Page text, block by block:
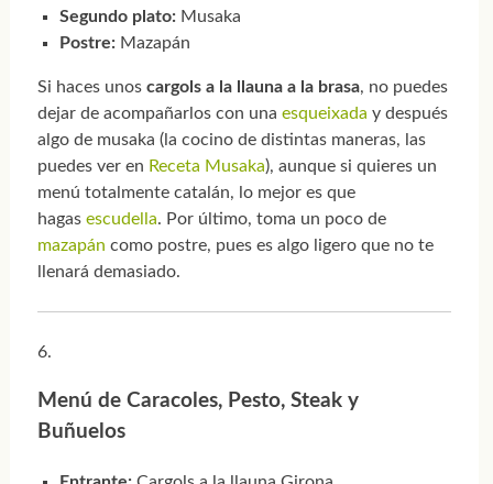
Segundo plato: Musaka
Postre: Mazapán
Si haces unos cargols a la llauna a la brasa, no puedes
dejar de acompañarlos con una esqueixada y después
algo de musaka (la cocino de distintas maneras, las
puedes ver en Receta Musaka), aunque si quieres un
menú totalmente catalán, lo mejor es que
hagas escudella. Por último, toma un poco de
mazapán como postre, pues es algo ligero que no te
llenará demasiado.
Menú de Caracoles, Pesto, Steak y
Buñuelos